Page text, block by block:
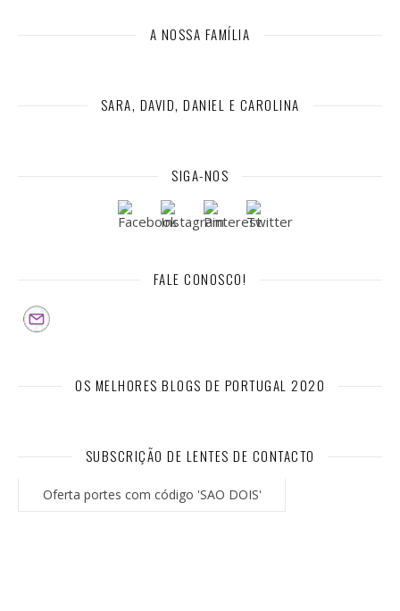
A NOSSA FAMÍLIA
SARA, DAVID, DANIEL E CAROLINA
SIGA-NOS
FALE CONOSCO!
OS MELHORES BLOGS DE PORTUGAL 2020
SUBSCRIÇÃO DE LENTES DE CONTACTO
Oferta portes com código 'SAO DOIS'